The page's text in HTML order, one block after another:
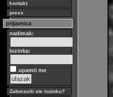
kontakt
press
prijavnica
nadimak:
lozinka:
upamti me
Zaboravili ste lozinku?